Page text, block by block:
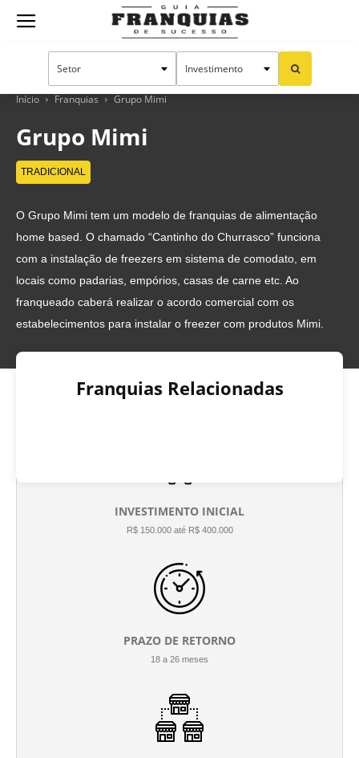
Guia
Franquias
Sucesso
Início Franquias Grupo Mimi
Grupo Mimi
TRADICIONAL
O Grupo Mimi tem um modelo de franquias de alimentação
home based. O chamado “Cantinho do Churrasco” funciona
com a instalação de freezers em sistema de comodato, em
locais como padarias, empórios, casas de carne etc. Ao
franqueado caberá realizar o acordo comercial com os
estabelecimentos para instalar o freezer com produtos Mimi.
Franquias Relacionadas
INVESTIMENTO INICIAL
R$ 150.000 até R$ 400.000
PRAZO DE RETORNO
18 a 26 meses